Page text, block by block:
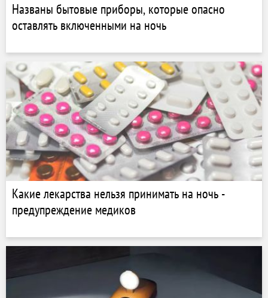
Названы бытовые приборы, которые опасно
оставлять включенными на ночь
Какие лекарства нельзя принимать на ночь -
предупреждение медиков